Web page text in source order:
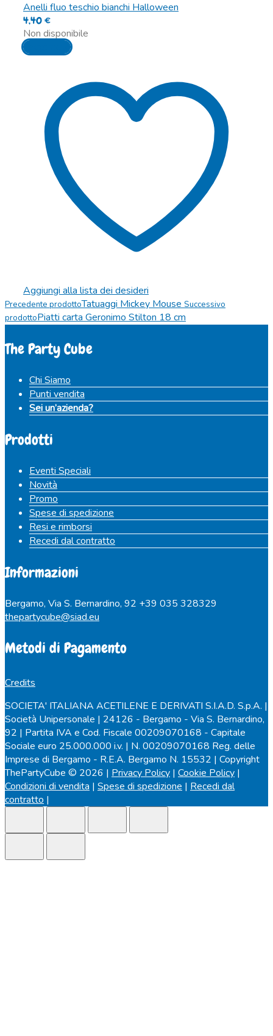
Anelli fluo teschio bianchi Halloween
4,40€
Non disponibile
Leggi tutto
Aggiungi alla lista dei desideri
Precedente prodottoTatuaggi Mickey Mouse Successivo
prodottoPiatti carta Geronimo Stilton 18 cm
The Party Cube
Chi Siamo
Punti vendita
Sei un’azienda?
Prodotti
Eventi Speciali
Novità
Promo
Spese di spedizione
Resi e rimborsi
Recedi dal contratto
Informazioni
Bergamo, Via S. Bernardino, 92 +39 035 328329
thepartycube@siad.eu
Metodi di Pagamento
Credits
SOCIETA' ITALIANA ACETILENE E DERIVATI S.I.A.D. S.p.A. |
Società Unipersonale | 24126 - Bergamo - Via S. Bernardino,
92 | Partita IVA e Cod. Fiscale 00209070168 - Capitale
Sociale euro 25.000.000 i.v. | N. 00209070168 Reg. delle
Imprese di Bergamo - R.E.A. Bergamo N. 15532 | Copyright
ThePartyCube © 2026 | Privacy Policy | Cookie Policy |
Condizioni di vendita | Spese di spedizione | Recedi dal
contratto |